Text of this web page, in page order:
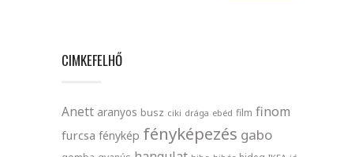
CIMKEFELHŐ
Anett aranyos busz ciki drága ebéd film finom
furcsa fénykép fényképezés gabo